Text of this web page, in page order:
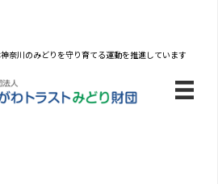
神奈川のみどりを守り育てる運動を推進しています